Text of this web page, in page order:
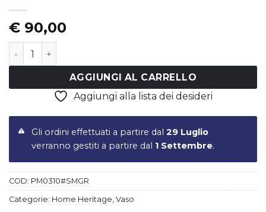
€ 90,00
Vaso in vetro h 16 cm in color box SMOKE GREY
AGGIUNGI AL CARRELLO
Aggiungi alla lista dei desideri
Gli ordini effettuati a partire dal 29 Luglio
verranno gestiti a partire dal 1 Settembre.
COD: PM0310#SMGR
Categorie: Home Heritage Vaso